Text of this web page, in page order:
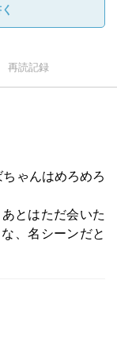
再読記録
ゃんはめろめろ
とはただ会いた
、名シーンだと